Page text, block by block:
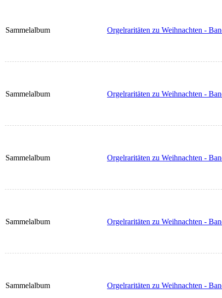
Sammelalbum Orgelraritäten zu Weihnachten -
Sammelalbum Orgelraritäten zu Weihnachten -
Sammelalbum Orgelraritäten zu Weihnachten -
Sammelalbum Orgelraritäten zu Weihnachten -
Sammelalbum Orgelraritäten zu Weihnachten -